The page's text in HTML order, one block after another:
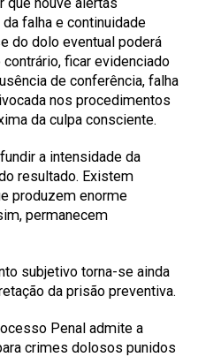
falha e continuidade
do dolo eventual poderá
ficar evidenciado
de conferência, falha
nos procedimentos
da culpa consciente.
a intensidade da
resultado. Existem
produzem enorme
permanecem
subjetivo torna-se ainda
da prisão preventiva.
Penal admite a
crimes dolosos punidos